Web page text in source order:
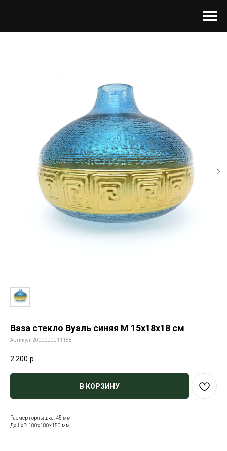
Ваза стекло Вуаль синяя M 15х18х18 см
Артикул: 2000000011158
2 200 р.
В КОРЗИНУ
Размер горлышка: 45 мм
ДxШxВ: 180x180x150 мм